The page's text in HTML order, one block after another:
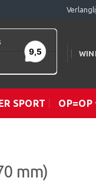
SPORT OP=OP
mm)